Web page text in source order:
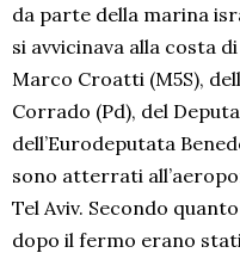
da parte della marina
si avvicinava alla costa
Marco Croatti (M5S),
Corrado (Pd), del
dell’Eurodeputata
sono atterrati
Tel Aviv. Secondo
dopo il fermo erano